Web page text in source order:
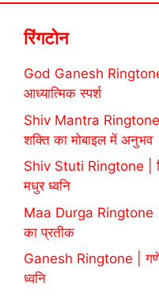
रिंगटोन
God Ganesh
आध्यात्मिक स्पर्श
Shiv Mantra Ringtone
शक्ति का मोबाइल में अनुभव
Shiv Stuti Ringtone |
मधुर ध्वनि
Maa Durga Ringtone |
का प्रतीक
Ganesh Ringtone |
ध्वनि